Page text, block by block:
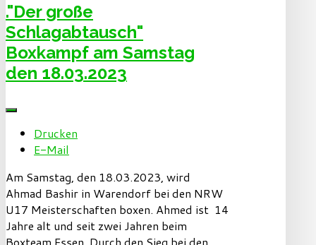
."Der große
Schlagabtausch"
Boxkampf am Samstag
den 18.03.2023
Drucken
E-Mail
Am Samstag, den 18.03.2023, wird
Ahmad Bashir in Warendorf bei den NRW
U17 Meisterschaften boxen. Ahmed ist 14
Jahre alt und seit zwei Jahren beim
Boxteam Essen. Durch den Sieg bei den